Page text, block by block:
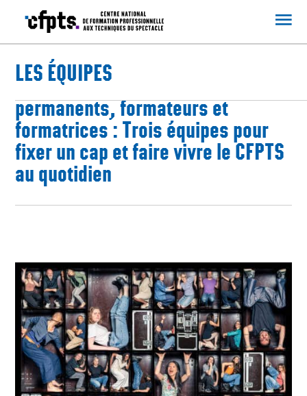
LES ÉQUIPES
Conseil d’administration,
permanents, formateurs et
formatrices : Trois équipes pour
fixer un cap et faire vivre le CFPTS
au quotidien